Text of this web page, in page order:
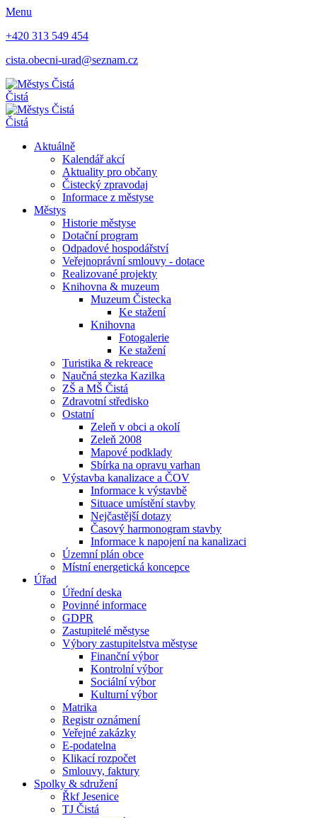
Menu
+420 313 549 454
cista.obecni-urad@seznam.cz
Čistá
Čistá
Aktuálně
Kalendář akcí
Aktuality pro občany
Čistecký zpravodaj
Informace z městyse
Městys
Historie městyse
Dotační program
Odpadové hospodářství
Veřejnoprávní smlouvy - dotace
Realizované projekty
Knihovna & muzeum
Muzeum Čistecka
Ke stažení
Knihovna
Fotogalerie
Ke stažení
Turistika & rekreace
Naučná stezka Kazilka
ZŠ a MŠ Čistá
Zdravotní středisko
Ostatní
Zeleň v obci a okolí
Zeleň 2008
Mapové podklady
Sbírka na opravu varhan
Výstavba kanalizace a ČOV
Informace k výstavbě
Situace umístění stavby
Nejčastější dotazy
Časový harmonogram stavby
Informace k napojení na kanalizaci
Územní plán obce
Místní energetická koncepce
Úřad
Úřední deska
Povinné informace
GDPR
Zastupitelé městyse
Výbory zastupitelstva městyse
Finanční výbor
Kontrolní výbor
Sociální výbor
Kulturní výbor
Matrika
Registr oznámení
Veřejné zakázky
E-podatelna
Klikací rozpočet
Smlouvy, faktury
Spolky & sdružení
Řkf Jesenice
TJ Čistá